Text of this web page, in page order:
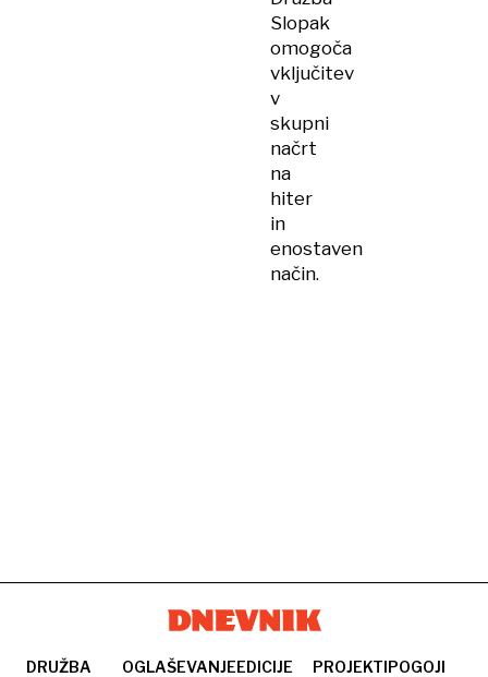
Slopak
omogoča
vključitev
v
skupni
načrt
na
hiter
in
enostaven
način.
DRUŽBA OGLAŠEVANJEEDICIJE PROJEKTIPOGOJI